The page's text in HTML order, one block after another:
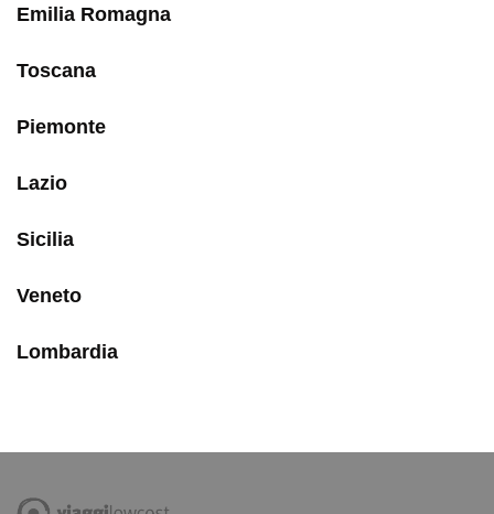
Emilia Romagna
Toscana
Piemonte
Lazio
Sicilia
Veneto
Lombardia